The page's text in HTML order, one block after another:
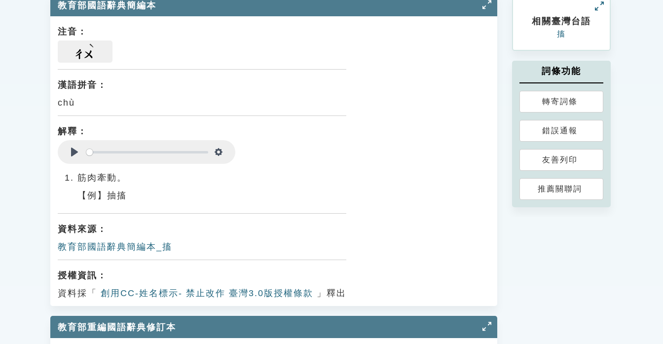
教育部國語辭典簡編本
注音：
ㄔㄨ
漢語拼音：
chù
解釋：
筋肉牽動。
【例】抽搐
資料來源：
教育部國語辭典簡編本_搐
授權資訊：
資料採「
創用CC-姓名標示- 禁止改作 臺灣3.0版授權條款 」釋出
教育部重編國語辭典修訂本
相關臺灣台語
搐
詞條功能
轉寄詞條
錯誤通報
友善列印
推薦關聯詞